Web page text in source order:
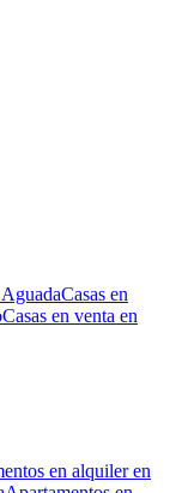
Casas en
Casas en venta en
en alquiler en